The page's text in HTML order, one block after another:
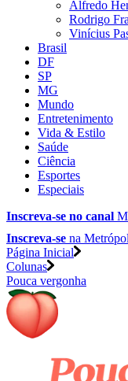
Alfredo
Rodrigo
Vinícius
Brasil
DF
SP
MG
Mundo
Entretenimento
Vida & Estilo
Saúde
Ciência
Esportes
Especiais
Inscreva-se no canal
Inscreva-se na
Página Inicial
Colunas
Pouca vergonha